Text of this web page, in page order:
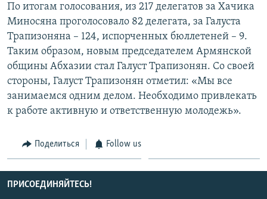
По итогам голосования, из 217 делегатов за Хачика
Миносяна проголосовало 82 делегата, за Галуста
Трапизоняна – 124, испорченных бюллетеней – 9.
Таким образом, новым председателем Армянской
общины Абхазии стал Галуст Трапизонян. Со своей
стороны, Галуст Трапизонян отметил: «Мы все
занимаемся одним делом. Необходимо привлекать
к работе активную и ответственную молодежь».
Поделиться Follow us
ПРИСОЕДИНЯЙТЕСЬ!